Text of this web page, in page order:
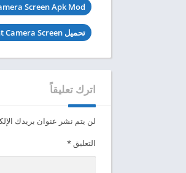
Screen Apk Mod
تحميل Transparent Camera Screen مهكرة
اترك تعليقاً
لن يتم نشر عنوان بريدك
التعليق*